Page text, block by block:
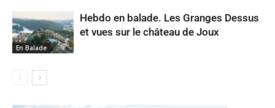
En Balade
Hebdo en balade. Les Granges Dessus
et vues sur le château de Joux